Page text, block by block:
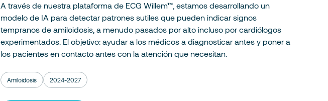
A través de nuestra plataforma de ECG Willem™, estamos desarrollando un
modelo de IA para detectar patrones sutiles que pueden indicar signos
tempranos de amiloidosis, a menudo pasados por alto incluso por cardiólogos
experimentados. El objetivo: ayudar a los médicos a diagnosticar antes y poner a
los pacientes en contacto antes con la atención que necesitan.
Amiloidosis 2024-2027